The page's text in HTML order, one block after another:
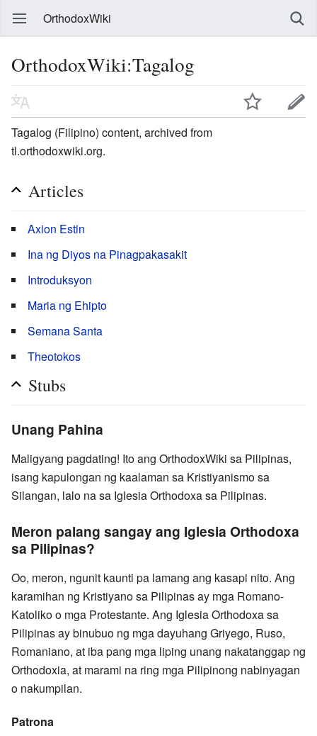
OrthodoxWiki
OrthodoxWiki:Tagalog
Tagalog (Filipino) content, archived from
tl.orthodoxwiki.org.
Articles
Axion Estin
Ina ng Diyos na Pinagpakasakit
Introduksyon
Maria ng Ehipto
Semana Santa
Theotokos
Stubs
Unang Pahina
Maligyang pagdating! Ito ang OrthodoxWiki sa Pilipinas,
isang kapulongan ng kaalaman sa Kristiyanismo sa
Silangan, lalo na sa Iglesia Orthodoxa sa Pilipinas.
Meron palang sangay ang Iglesia Orthodoxa
sa Pilipinas?
Oo, meron, ngunit kaunti pa lamang ang kasapi nito. Ang
karamihan ng Kristiyano sa Pilipinas ay mga Romano-
Katoliko o mga Protestante. Ang Iglesia Orthodoxa sa
Pilipinas ay binubuo ng mga dayuhang Griyego, Ruso,
Romaniano, at iba pang mga liping unang nakatanggap ng
Orthodoxia, at marami na ring mga Pilipinong nabinyagan
o nakumpilan.
Patrona